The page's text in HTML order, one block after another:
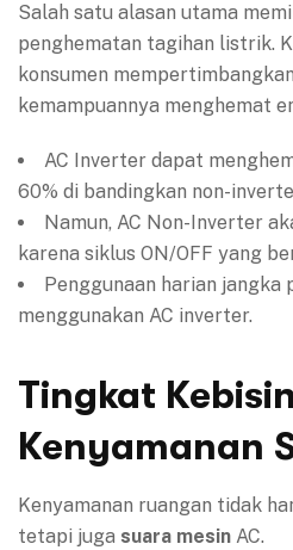
Salah satu alasan utama
penghematan tagihan listrik.
konsumen
kemampuannya menghemat
AC Inverter dapat
60% di bandingkan non-
Namun, AC Non-Inverter
karena siklus ON/OFF yang
Penggunaan harian jangka
menggunakan AC inverter.
Tingkat
Kenyamanan
Kenyamanan ruangan tidak
tetapi juga suara mesin AC.